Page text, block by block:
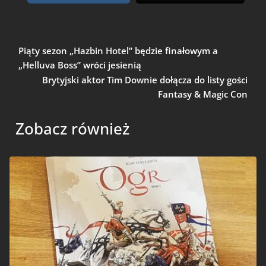
Piąty sezon „Hazbin Hotel” będzie finałowym a
„Helluva Boss” wróci jesienią
Brytyjski aktor Tim Downie dołącza do listy gości
Fantasy & Magic Con
Zobacz również